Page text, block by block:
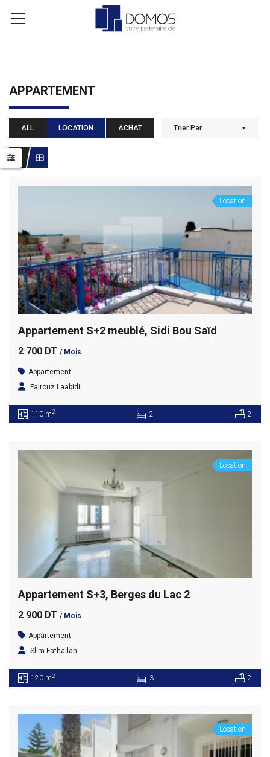
APPARTEMENT
ALL LOCATION ACHAT Trier Par
Location
Appartement S+2 meublé, Sidi Bou Saïd
2 700 DT / Mois
Appartement
Fairouz Laabidi
110 m2 2 2
Location
Appartement S+3, Berges du Lac 2
2 900 DT / Mois
Appartement
Slim Fathallah
120 m2 3 2
Location